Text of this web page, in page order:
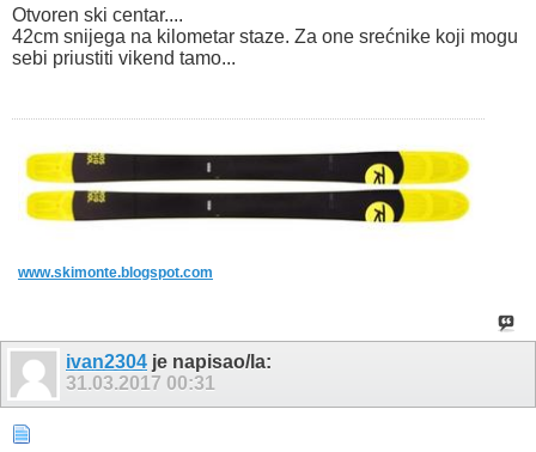
Otvoren ski centar....
42cm snijega na kilometar staze. Za one srećnike koji mogu
sebi priustiti vikend tamo...
www.skimonte.blogspot.com
ivan2304 je napisao/la:
31.03.2017 00:31